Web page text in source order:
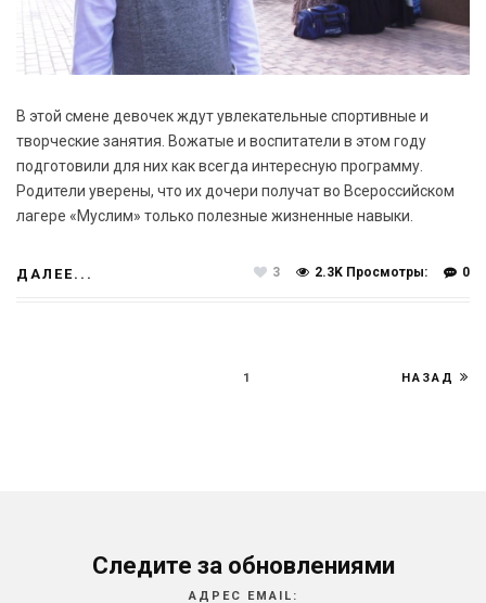
В этой смене девочек ждут увлекательные спортивные и
творческие занятия. Вожатые и воспитатели в этом году
подготовили для них как всегда интересную программу.
Родители уверены, что их дочери получат во Всероссийском
лагере «Муслим» только полезные жизненные навыки.
ДАЛЕЕ... 0
2.3K Просмотры:
3
1 НАЗАД
Следите за обновлениями
АДРЕС EMAIL: